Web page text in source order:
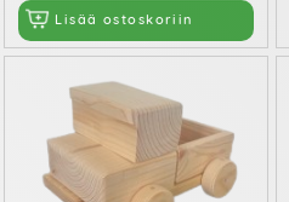
Lisää ostoskoriin